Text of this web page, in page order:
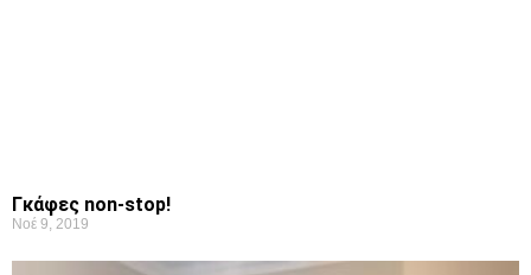
Γκάφες non-stop!
Νοέ 9, 2019